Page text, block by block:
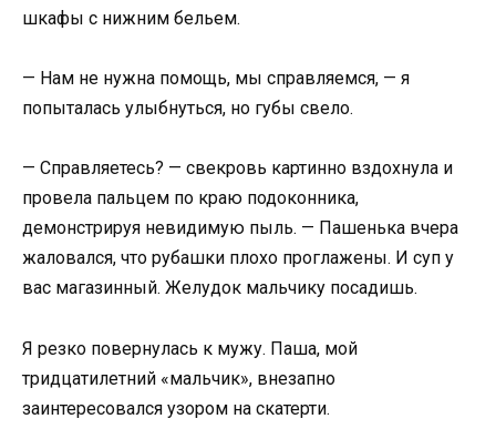
шкафы с нижним бельем.
— Нам не нужна помощь, мы справляемся, — я
попыталась улыбнуться, но губы свело.
— Справляетесь? — свекровь картинно вздохнула и
провела пальцем по краю подоконника,
демонстрируя невидимую пыль. — Пашенька вчера
жаловался, что рубашки плохо проглажены. И суп у
вас магазинный. Желудок мальчику посадишь.
Я резко повернулась к мужу. Паша, мой
тридцатилетний «мальчик», внезапно
заинтересовался узором на скатерти.